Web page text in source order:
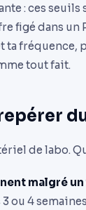
: ces
figé dans un
ta fréquence,
tout fait.
de labo.
malgré
ou 4